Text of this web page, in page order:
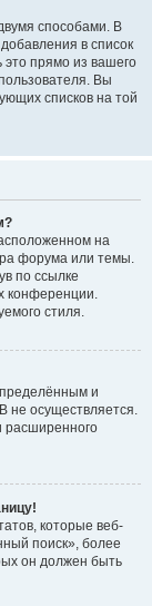
способами. В
в список
это прямо из вашего
Вы
списков на той
на
форума или темы.
по ссылке
конференции.
стиля.
и
не осуществляется.
расширенного
которые веб-
поиск», более
он должен быть